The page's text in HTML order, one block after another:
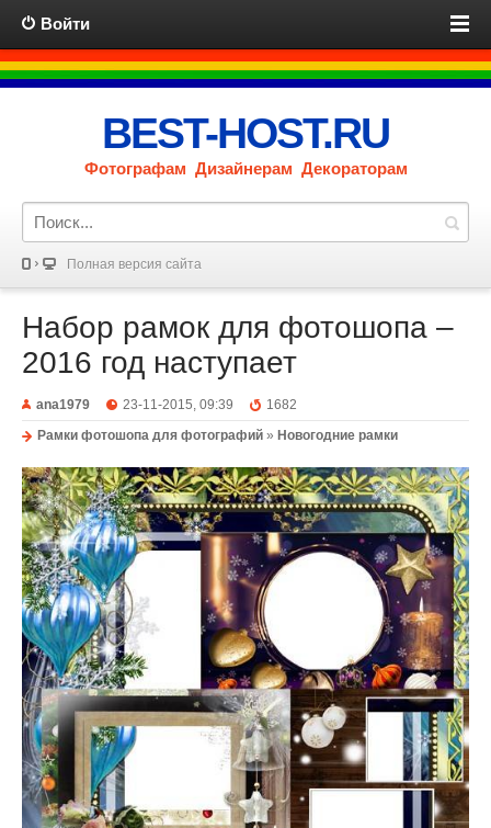
Войти
BEST-HOST.RU
Фотографам Дизайнерам Декораторам
Полная версия сайта
Набор рамок для фотошопа –
2016 год наступает
ana1979 23-11-2015, 09:39
1682
Рамки фотошопа для фотографий » Новогодние рамки